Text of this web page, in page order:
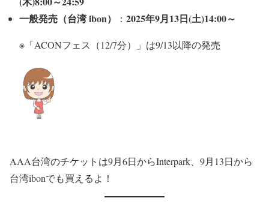
一般発売（台湾 ibon）
： 2025年9月13日(土)14:00～
※「ACONフェス（12/7分）」は9/13以降の発売
AAA台湾のチケットは9月6日からInterpark、9月13日から
台湾ibonでも買えるよ！